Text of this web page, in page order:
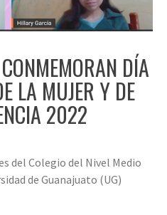
DÍA
LA MUJER Y DE
2022
del Colegio del Nivel Medio
de Guanajuato (UG)